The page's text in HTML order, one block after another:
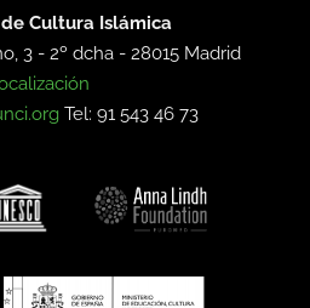
Cultura Islámica
3 - 2º dcha -28015 Madrid
Tel: 91 543 46 73